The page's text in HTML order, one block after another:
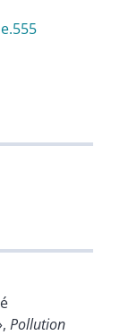
Pollution